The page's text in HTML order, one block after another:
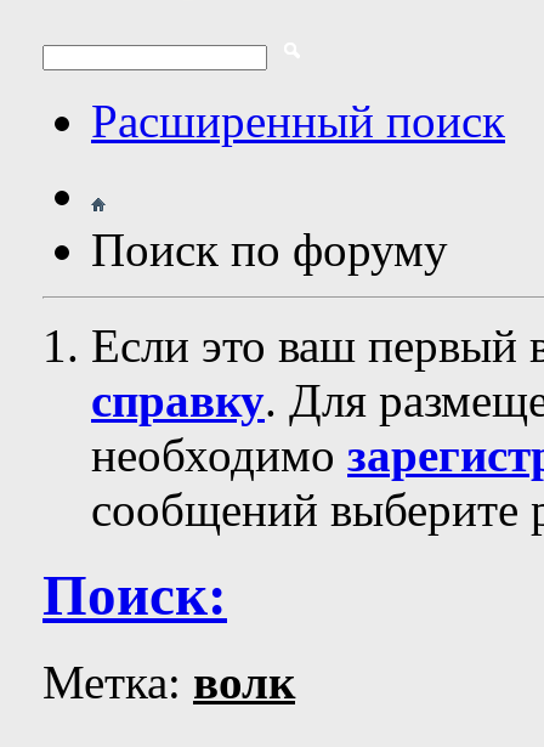
Расширенный поиск
Поиск по форуму
Если это ваш первый
справку. Для
необходимо
сообщений выберите
Поиск:
Метка: волк